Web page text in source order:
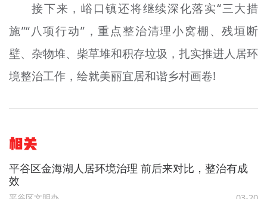
接下来，峪口镇还将继续深化落实“三大措
施”“八项行动”，重点整治清理小窝棚、残垣断
壁、杂物堆、柴草堆和积存垃圾，扎实推进人居环
境整治工作，绘就美丽宜居和谐乡村画卷!
相关
平谷区金海湖人居环境治理 前后来对比，整治有成
效